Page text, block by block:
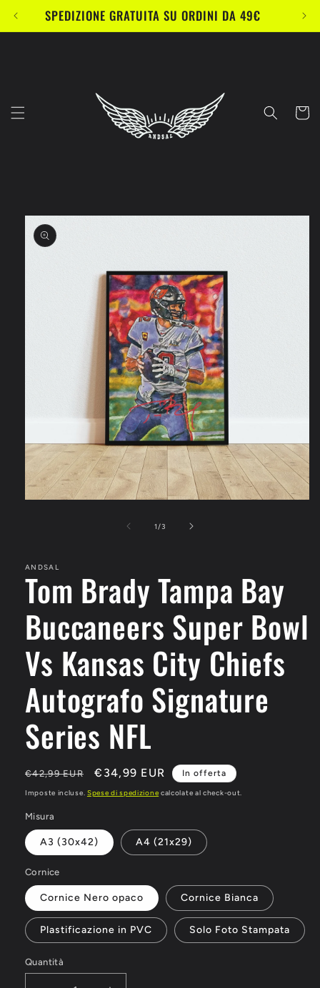
direttamenteSPEDIZIONE GRATUITA SU ORDINI DA 49€
Carrello
Passa alle
informazioni
sul prodotto
modale
1 /su3
ANDSAL
Tom Brady Tampa Bay
Buccaneers Super Bowl
Vs Kansas City Chiefs
Autografo Signature
Series NFL
Prezzo
di
€42,99 EUR
Prezzo
scontato
€34,99 EUR In offerta
Imposte incluse. Spese di spedizione calcolate al check-out.
Misura
A3 (30x42) A4 (21x29)
Cornice
Cornice Nero opaco Cornice Bianca
Plastificazione in PVC Solo Foto Stampata
Quantità